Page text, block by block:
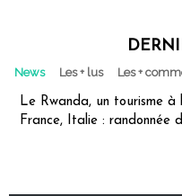
News Les + lus Les +
Le Rwanda, un tourisme
France, Italie : randonnée